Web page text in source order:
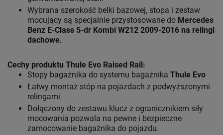
Wybrana szerokość belki bazowej, stopa i zestaw
mocujący są specjalnie przystosowane do Mercedes
Benz E-Class 5-dr Kombi W212 2009-2016 na relingi
dachowe.
Cechy produktu Thule Evo Raised Rail:
Stopy bagażnika do systemu bagażnika Thule Evo
Łatwy montaż stóp na pojazdach z podwyższonymi
relingami
Dołączony do zestawu klucz z ogranicznikiem siły
mocowania pozwala na pewne i bezpieczne
zamocowanie bagażnika do pojazdu.